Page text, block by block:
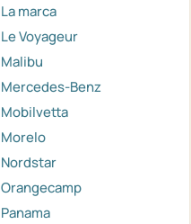
La marca
Le Voyageur
Malibu
Mercedes-Benz
Mobilvetta
Morelo
Nordstar
Orangecamp
Panama